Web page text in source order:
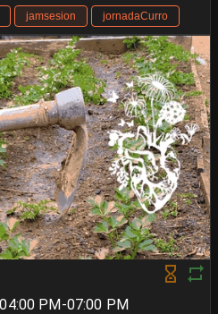
jamsesion jornadaCurro
PM-07:00 PM